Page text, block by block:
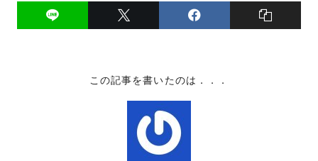
この記事を書いたのは．．．